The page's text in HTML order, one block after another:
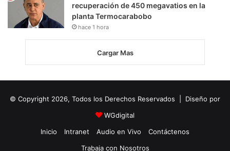
recuperación de 450 megavatios en la
planta Termocarabobo
hace 1 hora
Cargar Mas
© Copyright 2026, Todos los Derechos Reservados | Diseño por
WGdigital
Inicio
Intranet Audio en Vivo
Contáctenos
Trabaja con Nosotros